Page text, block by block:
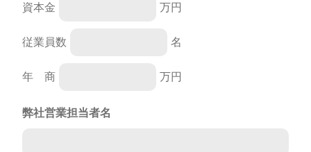
資本金 万円
従業員数 名
年 商 万円
弊社営業担当者名